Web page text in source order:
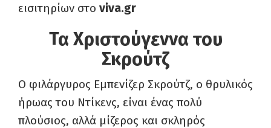
εισιτηρίων στο viva.gr
Τα Χριστούγεννα του
Σκρούτζ
Ο φιλάργυρος Εμπενίζερ Σκρούτζ, ο θρυλικός
ήρωας του Ντίκενς, είναι ένας πολύ
πλούσιος, αλλά μίζερος και σκληρός